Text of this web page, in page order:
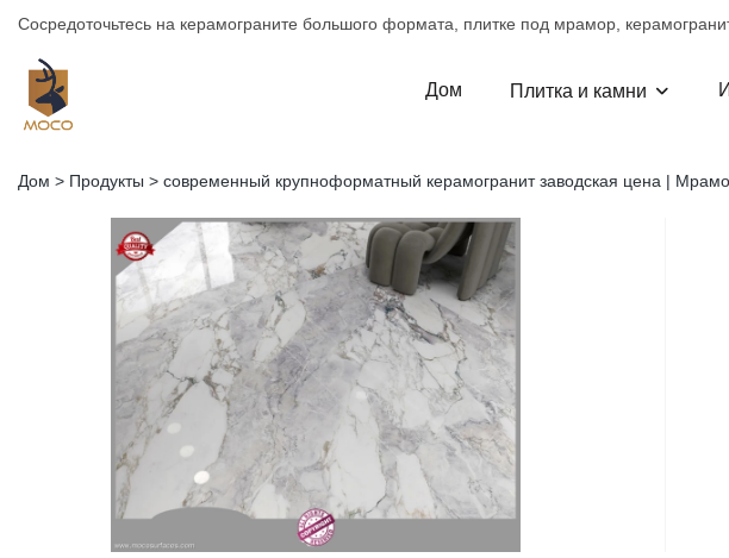
Сосредоточьтесь на керамограните большого формата, плитке под мрамор,
Дом Плитка и камни
Дом > Продукты > современный крупноформатный керамогранит заводская цена |